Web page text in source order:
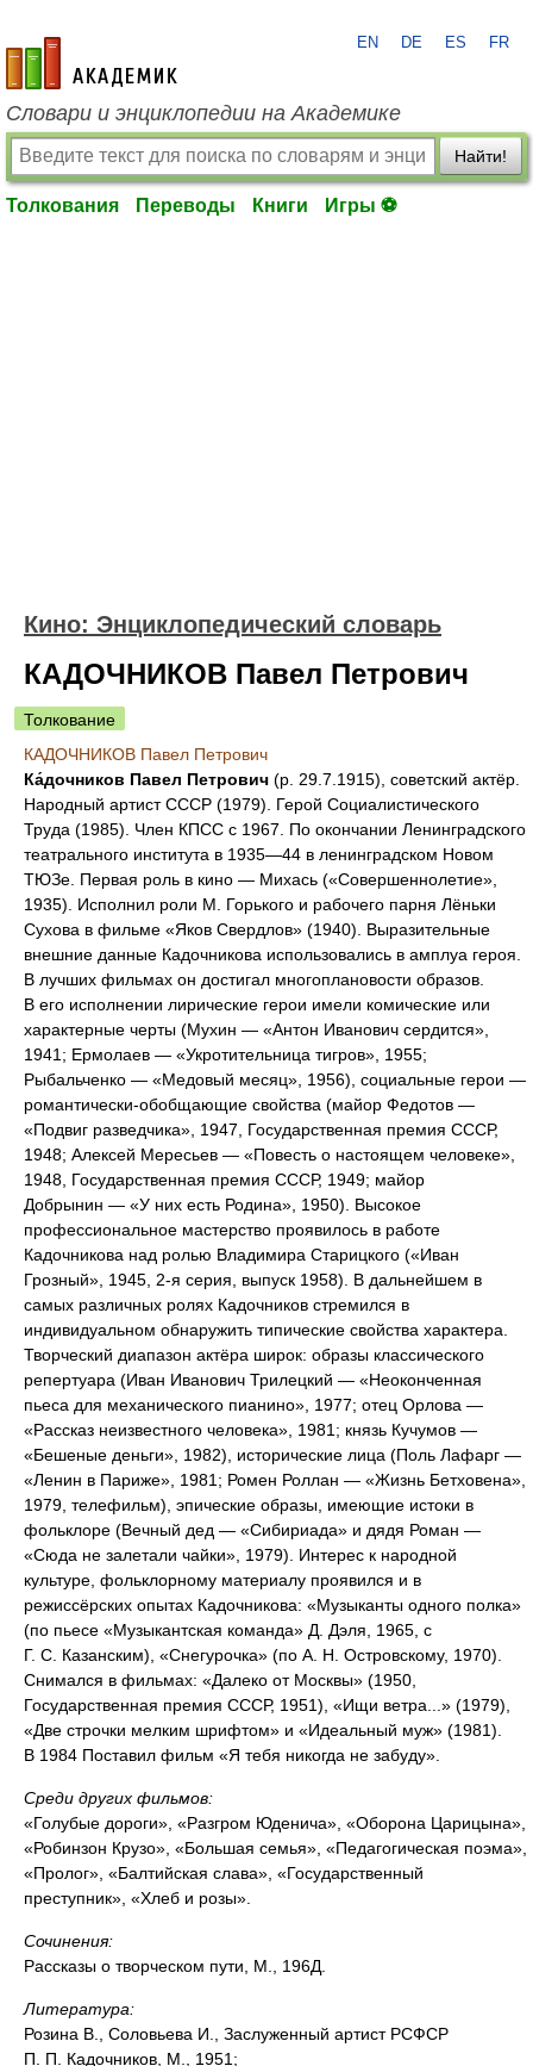
academic.ru
EN DE ES FR
Словари и энциклопедии на Академике
Найти!
Толкования Переводы Книги Игры ⚽
Кино: Энциклопедический словарь
КАДОЧНИКОВ Павел Петрович
Толкование
КАДОЧНИКОВ Павел Петрович
Ка́дочников Павел Петрович (р. 29.7.1915), советский актёр.
Народный артист СССР (1979). Герой Социалистического
Труда (1985). Член КПСС с 1967. По окончании Ленинградского
театрального института в 1935—44 в ленинградском Новом
ТЮЗе. Первая роль в кино — Михась («Совершеннолетие»,
1935). Исполнил роли М. Горького и рабочего парня Лёньки
Сухова в фильме «Яков Свердлов» (1940). Выразительные
внешние данные Кадочникова использовались в амплуа героя.
В лучших фильмах он достигал многоплановости образов.
В его исполнении лирические герои имели комические или
характерные черты (Мухин — «Антон Иванович сердится»,
1941; Ермолаев — «Укротительница тигров», 1955;
Рыбальченко — «Медовый месяц», 1956), социальные герои —
романтически-обобщающие свойства (майор Федотов —
«Подвиг разведчика», 1947, Государственная премия СССР,
1948; Алексей Мересьев — «Повесть о настоящем человеке»,
1948, Государственная премия СССР, 1949; майор
Добрынин — «У них есть Родина», 1950). Высокое
профессиональное мастерство проявилось в работе
Кадочникова над ролью Владимира Старицкого («Иван
Грозный», 1945, 2-я серия, выпуск 1958). В дальнейшем в
самых различных ролях Кадочников стремился в
индивидуальном обнаружить типические свойства характера.
Творческий диапазон актёра широк: образы классического
репертуара (Иван Иванович Трилецкий — «Неоконченная
пьеса для механического пианино», 1977; отец Орлова —
«Рассказ неизвестного человека», 1981; князь Кучумов —
«Бешеные деньги», 1982), исторические лица (Поль Лафарг —
«Ленин в Париже», 1981; Ромен Роллан — «Жизнь Бетховена»,
1979, телефильм), эпические образы, имеющие истоки в
фольклоре (Вечный дед — «Сибириада» и дядя Роман —
«Сюда не залетали чайки», 1979). Интерес к народной
культуре, фольклорному материалу проявился и в
режиссёрских опытах Кадочникова: «Музыканты одного полка»
(по пьесе «Музыкантская команда» Д. Дэля, 1965, с
Г. С. Казанским), «Снегурочка» (по А. Н. Островскому, 1970).
Снимался в фильмах: «Далеко от Москвы» (1950,
Государственная премия СССР, 1951), «Ищи ветра...» (1979),
«Две строчки мелким шрифтом» и «Идеальный муж» (1981).
В 1984 Поставил фильм «Я тебя никогда не забуду».
Среди других фильмов:
«Голубые дороги», «Разгром Юденича», «Оборона Царицына»,
«Робинзон Крузо», «Большая семья», «Педагогическая поэма»,
«Пролог», «Балтийская слава», «Государственный
преступник», «Хлеб и розы».
Сочинения:
Рассказы о творческом пути, М., 196Д.
Литература:
Розина В., Соловьева И., Заслуженный артист РСФСР
П. П. Кадочников, М., 1951;